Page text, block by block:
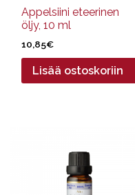
Appelsiini eteerinen
öljy, 10 ml
10,85€
Lisää ostoskoriin